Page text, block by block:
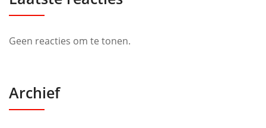
Geen reacties om te tonen.
Archief